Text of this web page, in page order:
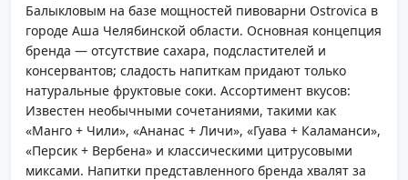
Балыкловым на базе мощностей пивоварни Ostrovica в
городе Аша Челябинской области. Основная концепция
бренда — отсутствие сахара, подсластителей и
консервантов; сладость напиткам придают только
натуральные фруктовые соки. Ассортимент вкусов:
Известен необычными сочетаниями, такими как
«Манго + Чили», «Ананас + Личи», «Гуава + Каламанси»,
«Персик + Вербена» и классическими цитрусовыми
миксами. Напитки представленного бренда хвалят за